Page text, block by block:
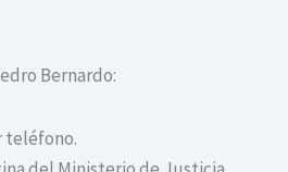
Bernardo:
teléfono.